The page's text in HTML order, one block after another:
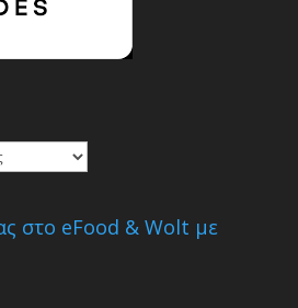
στο eFood & Wolt με